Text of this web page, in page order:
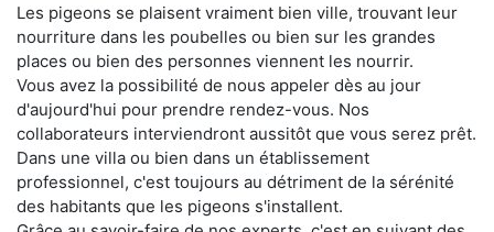
Les pigeons se plaisent vraiment bien ville, trouvant leur
nourriture dans les poubelles ou bien sur les grandes
places ou bien des personnes viennent les nourrir.
Vous avez la possibilité de nous appeler dès au jour
d'aujourd'hui pour prendre rendez-vous. Nos
collaborateurs interviendront aussitôt que vous serez prêt.
Dans une villa ou bien dans un établissement
professionnel, c'est toujours au détriment de la sérénité
des habitants que les pigeons s'installent.